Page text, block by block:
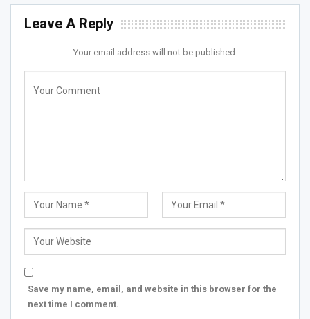
Leave A Reply
Your email address will not be published.
Save my name, email, and website in this browser for the
next time I comment.